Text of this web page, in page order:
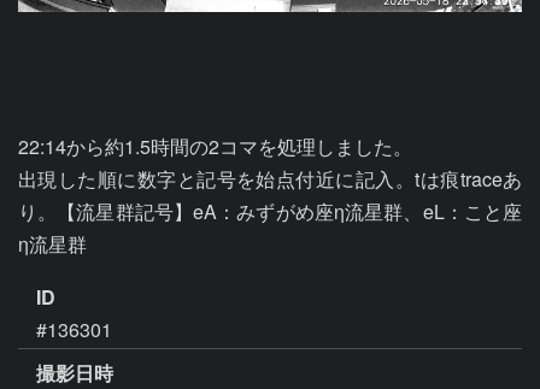
22:14から約1.5時間の2コマを処理しました。
出現した順に数字と記号を始点付近に記入。tは痕traceあ
り。【流星群記号】eA：みずがめ座η流星群、eL：こと座
η流星群
ID
#136301
撮影日時